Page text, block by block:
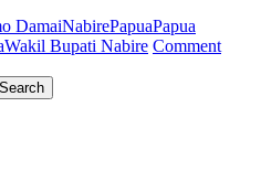
DamaiNabirePapuaPapua
Wakil Bupati Nabire Commenton
Search